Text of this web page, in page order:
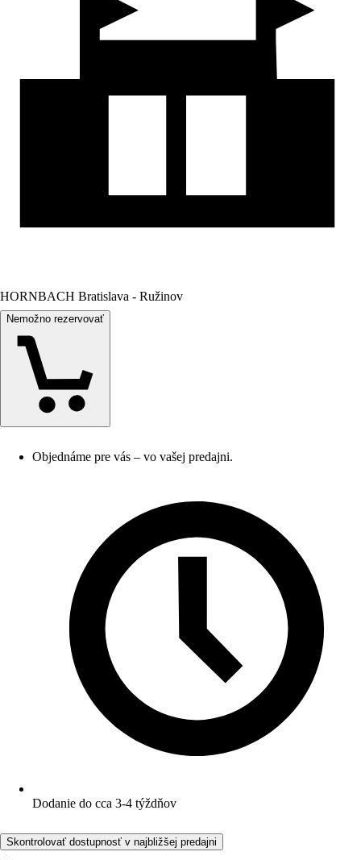
HORNBACH Bratislava - Ružinov
Nemožno rezervovať
Objednáme pre vás – vo vašej predajni.
Dodanie do cca 3-4 týždňov
Skontrolovať dostupnosť v najbližšej predajni